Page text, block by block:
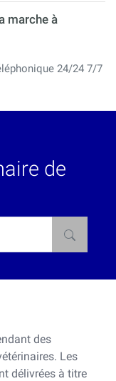
marche à
24/24 7/7
de
des
Les
délivrées à titre